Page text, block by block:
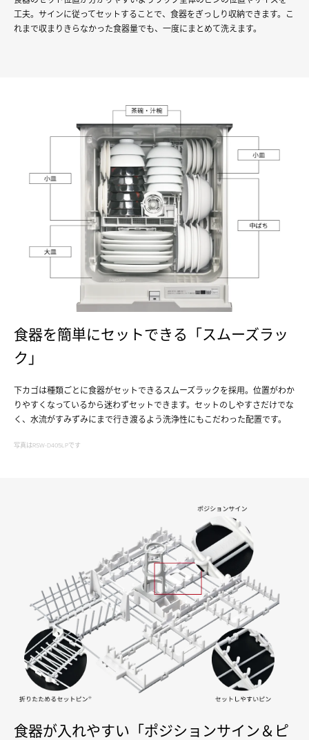
工夫。サインに従ってセットすることで、食器をぎっしり収納できます。こ
れまで収まりきらなかった食器量でも、一度にまとめて洗えます。
食器を簡単にセットできる「スムーズラッ
ク」
下カゴは種類ごとに食器がセットできるスムーズラックを採用。位置がわか
りやすくなっているから迷わずセットできます。セットのしやすさだけでな
く、水流がすみずみにまで行き渡るよう洗浄性にもこだわった配置です。
写真はRSW-D405LPです
食器が入れやすい「ポジションサイン＆ピ